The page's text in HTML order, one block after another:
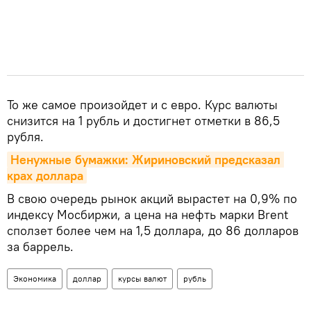
То же самое произойдет и с евро. Курс валюты
снизится на 1 рубль и достигнет отметки в 86,5
рубля.
Ненужные бумажки: Жириновский предсказал
крах доллара
В свою очередь рынок акций вырастет на 0,9% по
индексу Мосбиржи, а цена на нефть марки Brent
сползет более чем на 1,5 доллара, до 86 долларов
за баррель.
Экономика доллар курсы валют рубль